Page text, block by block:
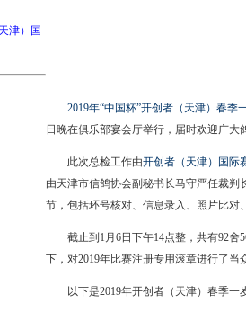
津）国
2019年“中国杯”开创者（天津）春季
日晚在俱乐部宴会厅举行，届时欢迎广大
此次总检工作由开创者（天津）国际
由天津市信鸽协会副秘书长马守严任裁
节，包括环号核对、信息录入、照片比对
截止到1月6日下午14点整，共有92舍
下，对2019年比赛注册专用滚章进行了当
以下是2019年开创者（天津）春季一